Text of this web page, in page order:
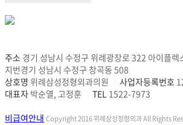
주소 경기 성남시 수정구 위례광장로 322 아이플렉
지번경기 성남시 수정구 창곡동 508
상호명 위례삼성정형외과의원 사업자등록번호
대표자 박순열, 고정훈 TEL 1522-7973
비급여안내 Copyright 2016 위례삼성정형외과 All Rights